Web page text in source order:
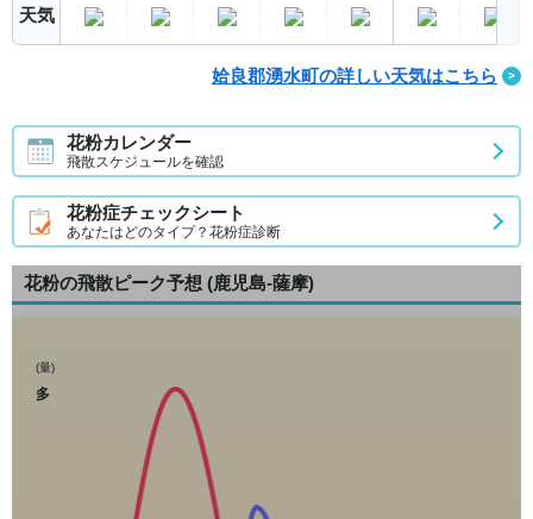
天気
姶良郡湧水町の詳しい天気はこちら
花粉カレンダー
飛散スケジュールを確認
花粉症チェックシート
あなたはどのタイプ？花粉症診断
花粉の飛散ピーク予想 (鹿児島-薩摩)
(量)
多